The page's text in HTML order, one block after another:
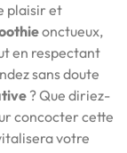
plaisir et
onctueux,
en respectant
sans doute
? Que diriez-
concocter cette
votre